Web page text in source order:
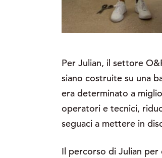
Per Julian, il settore
siano costruite su una
era determinato a
operatori e tecnici,
seguaci a mettere in
Il percorso di Julian